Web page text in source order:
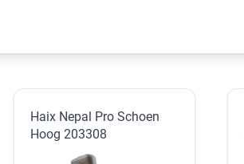
Haix Nepal Pro Schoen
Hoog 203308